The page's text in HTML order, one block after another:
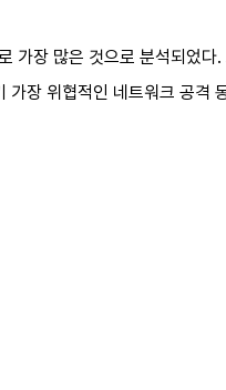
가장 많은 것으로 분석되었다.
장 위협적인 네트워크 공격